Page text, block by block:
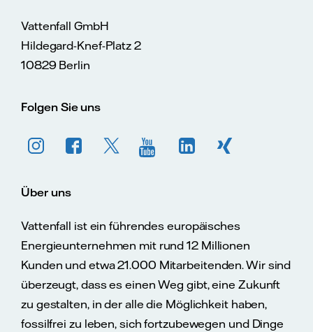
Vattenfall GmbH
Hildegard-Knef-Platz 2
10829 Berlin
Folgen Sie uns
Über uns
Vattenfall ist ein führendes europäisches
Energieunternehmen mit rund 12 Millionen
Kunden und etwa 21.000 Mitarbeitenden. Wir sind
überzeugt, dass es einen Weg gibt, eine Zukunft
zu gestalten, in der alle die Möglichkeit haben,
fossilfrei zu leben, sich fortzubewegen und Dinge